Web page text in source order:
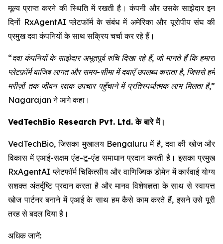
मूल्य प्राप्त करने की स्थिति में रखती है। कंपनी और उसके साझेदार इन
दिनों RxAgentAI प्लेटफॉर्म के संबंध में अमेरिका और यूरोपीय संघ की
प्रमुख दवा कंपनियों के साथ सक्रिय चर्चा कर रहे हैं।
“दवा कंपनियों के साझेदार अभूतपूर्व रुचि दिखा रहे हैं, जो मानते हैं कि हमारा
प्लेटफ़ॉर्म वाजिब लागत और समय-सीमा में दवाएँ उपलब्ध कराता है, जिससे हमें
मरीज़ों तक जीवन रक्षक उपचार पहुँचाने में प्रतिस्पर्धात्मक लाभ मिलता है,”
Nagarajan ने आगे कहा।
VedTechBio Research Pvt. Ltd. के बारे में।
VedTechBio, जिसका मुखालय Bengaluru में है, दवा की खोज और
विकास में एआई-सक्षम एंड-टू-एंड समाधान प्रदान करती है। इसका प्रमुख
RxAgentAI प्लेटफॉर्म चिकित्सीय और वाणिज्यिक डोमेन में कार्रवाई योग्य
सशक्त अंतर्दृष्टि प्रदान करता है और मानव विशेषज्ञता के साथ से स्वायत्त
खोज पार्टनर बनाने में एआई के साथ हम कैसे काम करते हैं, इसने उसे पूरी
तरह से बदल दिया है।
अधिक जानें: